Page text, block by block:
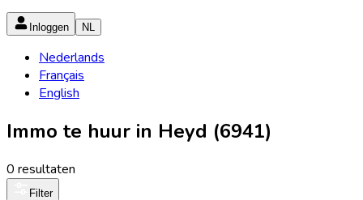
Inloggen NL
Nederlands
Français
English
Immo te huur in Heyd (6941)
0 resultaten
Filter